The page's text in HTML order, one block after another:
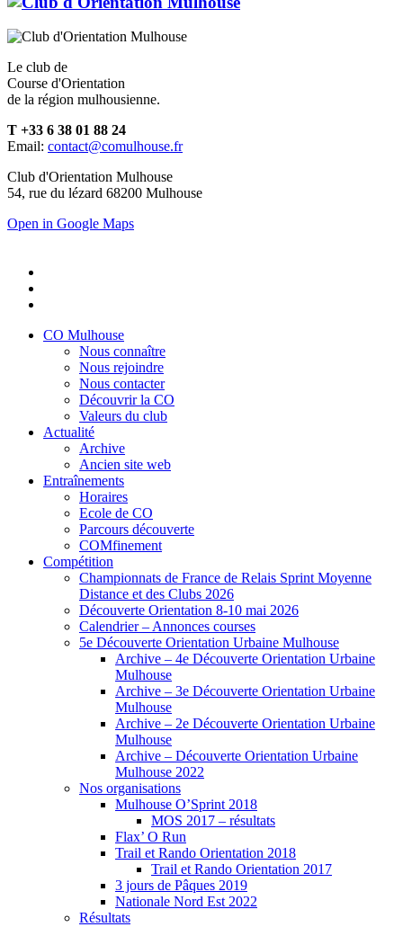
Le club de
Course d'Orientation
de la région mulhousienne.
T +33 6 38 01 88 24
Email: contact@comulhouse.fr
Club d'Orientation Mulhouse
54, rue du lézard 68200 Mulhouse
Open in Google Maps
CO Mulhouse
Nous connaître
Nous rejoindre
Nous contacter
Découvrir la CO
Valeurs du club
Actualité
Archive
Ancien site web
Entraînements
Horaires
Ecole de CO
Parcours découverte
COMfinement
Compétition
Championnats de France de Relais Sprint Moyenne
Distance et des Clubs 2026
Découverte Orientation 8-10 mai 2026
Calendrier – Annonces courses
5e Découverte Orientation Urbaine Mulhouse
Archive – 4e Découverte Orientation Urbaine
Mulhouse
Archive – 3e Découverte Orientation Urbaine
Mulhouse
Archive – 2e Découverte Orientation Urbaine
Mulhouse
Archive – Découverte Orientation Urbaine
Mulhouse 2022
Nos organisations
Mulhouse O’Sprint 2018
MOS 2017 – résultats
Flax’ O Run
Trail et Rando Orientation 2018
Trail et Rando Orientation 2017
3 jours de Pâques 2019
Nationale Nord Est 2022
Résultats